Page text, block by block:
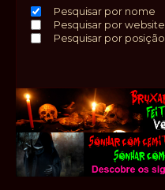
Pesquisar por nome
Pesquisar por website
Pesquisar por posição